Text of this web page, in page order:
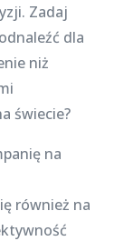
Zadaj
dla
niż
świecie?
na
również na